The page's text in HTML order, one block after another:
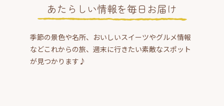
あたらしい情報を毎日お届け
季節の景色や名所、おいしいスイーツやグルメ情報
などこれからの旅、週末に行きたい素敵なスポット
が見つかります♪